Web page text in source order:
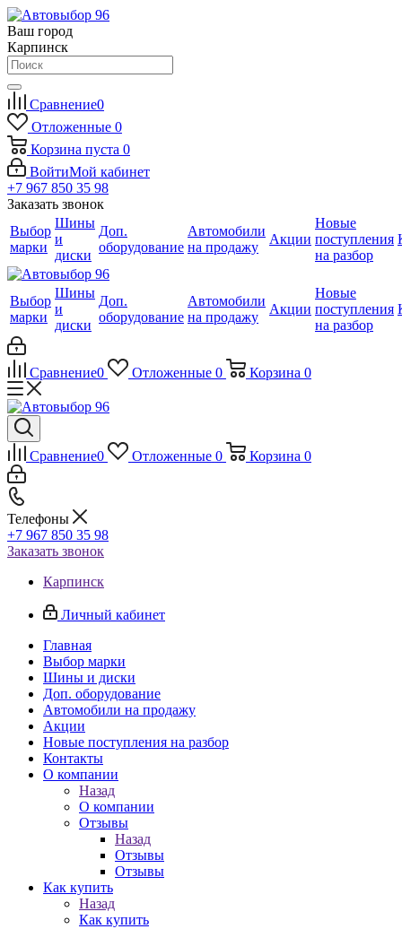
Ваш город
Карпинск
Сравнение0
Отложенные 0
Корзина пуста 0
ВойтиМой кабинет
+7 967 850 35 98
Заказать звонок
Выбор
марки
Шины
и
диски
Доп.
оборудование
Автомобили
на продажу
Акции
Новые
поступления
на разбор
Выбор
марки
Шины
и
диски
Доп.
оборудование
Автомобили
на продажу
Акции
Новые
поступления
на разбор
Сравнение0 Отложенные 0 Корзина 0
Сравнение0 Отложенные 0 Корзина 0
Телефоны
+7 967 850 35 98
Заказать звонок
Карпинск
Личный кабинет
Главная
Выбор марки
Шины и диски
Доп. оборудование
Автомобили на продажу
Акции
Новые поступления на разбор
Контакты
О компании
Назад
О компании
Отзывы
Назад
Отзывы
Отзывы
Как купить
Назад
Как купить